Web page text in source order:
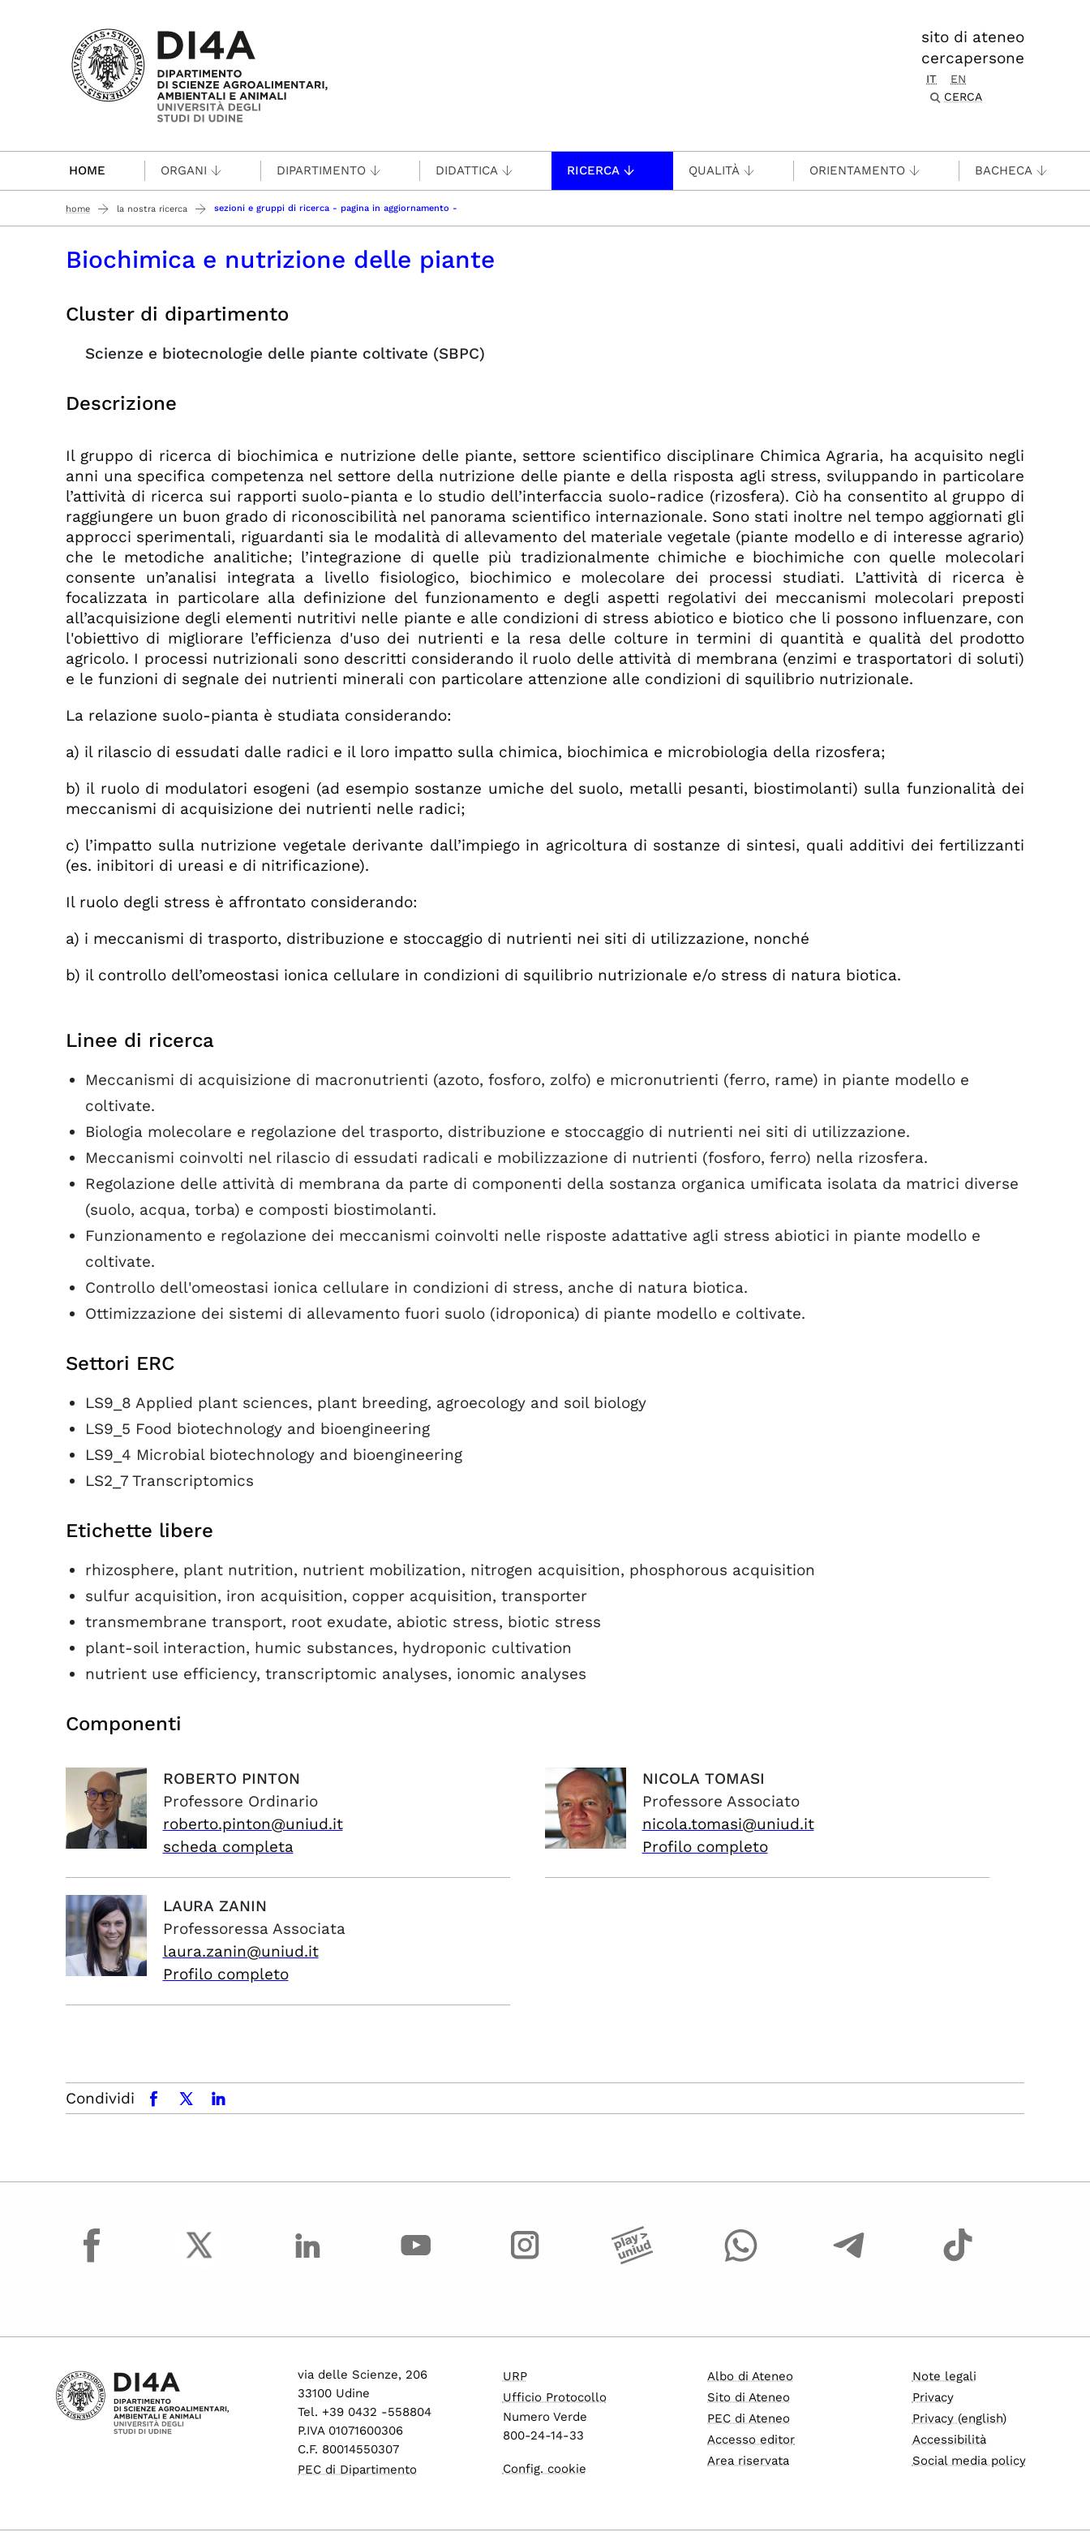
Passa al contenuto principale
sito di ateneo
cercapersone
IT
EN
CERCA
HOME ORGANI DIPARTIMENTO DIDATTICA RICERCA QUALITÀ ORIENTAMENTO BACHECA
home la nostra ricerca sezioni e gruppi di ricerca - pagina in aggiornamento -
Biochimica e nutrizione delle piante
Cluster di dipartimento
Scienze e biotecnologie delle piante coltivate (SBPC)
Descrizione
Il gruppo di ricerca di biochimica e nutrizione delle piante, settore scientifico disciplinare Chimica Agraria, ha acquisito negli
anni una specifica competenza nel settore della nutrizione delle piante e della risposta agli stress, sviluppando in particolare
l’attività di ricerca sui rapporti suolo-pianta e lo studio dell’interfaccia suolo-radice (rizosfera). Ciò ha consentito al gruppo di
raggiungere un buon grado di riconoscibilità nel panorama scientifico internazionale. Sono stati inoltre nel tempo aggiornati gli
approcci sperimentali, riguardanti sia le modalità di allevamento del materiale vegetale (piante modello e di interesse agrario)
che le metodiche analitiche; l’integrazione di quelle più tradizionalmente chimiche e biochimiche con quelle molecolari
consente un’analisi integrata a livello fisiologico, biochimico e molecolare dei processi studiati. L’attività di ricerca è
focalizzata in particolare alla definizione del funzionamento e degli aspetti regolativi dei meccanismi molecolari preposti
all’acquisizione degli elementi nutritivi nelle piante e alle condizioni di stress abiotico e biotico che li possono influenzare, con
l'obiettivo di migliorare l’efficienza d'uso dei nutrienti e la resa delle colture in termini di quantità e qualità del prodotto
agricolo. I processi nutrizionali sono descritti considerando il ruolo delle attività di membrana (enzimi e trasportatori di soluti)
e le funzioni di segnale dei nutrienti minerali con particolare attenzione alle condizioni di squilibrio nutrizionale.
La relazione suolo-pianta è studiata considerando:
a) il rilascio di essudati dalle radici e il loro impatto sulla chimica, biochimica e microbiologia della rizosfera;
b) il ruolo di modulatori esogeni (ad esempio sostanze umiche del suolo, metalli pesanti, biostimolanti) sulla funzionalità dei
meccanismi di acquisizione dei nutrienti nelle radici;
c) l’impatto sulla nutrizione vegetale derivante dall’impiego in agricoltura di sostanze di sintesi, quali additivi dei fertilizzanti
(es. inibitori di ureasi e di nitrificazione).
Il ruolo degli stress è affrontato considerando:
a) i meccanismi di trasporto, distribuzione e stoccaggio di nutrienti nei siti di utilizzazione, nonché
b) il controllo dell’omeostasi ionica cellulare in condizioni di squilibrio nutrizionale e/o stress di natura biotica.
Linee di ricerca
Meccanismi di acquisizione di macronutrienti (azoto, fosforo, zolfo) e micronutrienti (ferro, rame) in piante modello e
coltivate.
Biologia molecolare e regolazione del trasporto, distribuzione e stoccaggio di nutrienti nei siti di utilizzazione.
Meccanismi coinvolti nel rilascio di essudati radicali e mobilizzazione di nutrienti (fosforo, ferro) nella rizosfera.
Regolazione delle attività di membrana da parte di componenti della sostanza organica umificata isolata da matrici diverse
(suolo, acqua, torba) e composti biostimolanti.
Funzionamento e regolazione dei meccanismi coinvolti nelle risposte adattative agli stress abiotici in piante modello e
coltivate.
Controllo dell'omeostasi ionica cellulare in condizioni di stress, anche di natura biotica.
Ottimizzazione dei sistemi di allevamento fuori suolo (idroponica) di piante modello e coltivate.
Settori ERC
LS9_8 Applied plant sciences, plant breeding, agroecology and soil biology
LS9_5 Food biotechnology and bioengineering
LS9_4 Microbial biotechnology and bioengineering
LS2_7 Transcriptomics
Etichette libere
rhizosphere, plant nutrition, nutrient mobilization, nitrogen acquisition, phosphorous acquisition
sulfur acquisition, iron acquisition, copper acquisition, transporter
transmembrane transport, root exudate, abiotic stress, biotic stress
plant-soil interaction, humic substances, hydroponic cultivation
nutrient use efficiency, transcriptomic analyses, ionomic analyses
Componenti
ROBERTO PINTON
Professore Ordinario
roberto.pinton@uniud.it
scheda completa
NICOLA TOMASI
Professore Associato
nicola.tomasi@uniud.it
Profilo completo
LAURA ZANIN
Professoressa Associata
laura.zanin@uniud.it
Profilo completo
Condividi facebookx.comlinkedin
facebook
via delle Scienze, 206
33100 Udine
Tel. +39 0432 -558804
P.IVA 01071600306
C.F. 80014550307
PEC di Dipartimento
URP
Ufficio Protocollo
Numero Verde
800-24-14-33
Config. cookie
Albo di Ateneo
Sito di Ateneo
PEC di Ateneo
Accesso editor
Area riservata
Note legali
Privacy
Privacy (english)
Accessibilità
Social media policy